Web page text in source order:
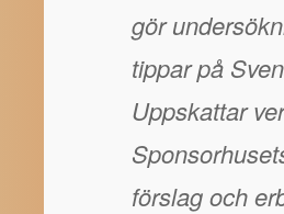
gör
tippar på
Uppskattar
förslag och